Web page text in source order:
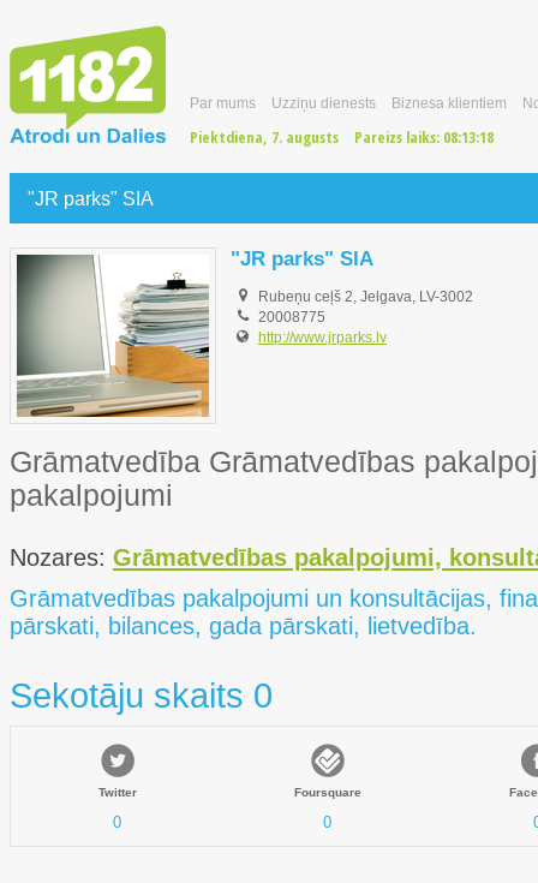
Par mums Uzziņu dienests Biznesa klientiem
Piektdiena, 7. augusts Pareizs laiks: 08:13:19
"JR parks" SIA
"JR parks" SIA
Rubeņu ceļš 2, Jelgava, LV-3002
20008775
http://www.jrparks.lv
Grāmatvedība Grāmatvedības
pakalpojumi
Nozares: Grāmatvedības pakalpojumi,
Grāmatvedības pakalpojumi un konsultācijas,
pārskati, bilances, gada pārskati, lietvedība.
Sekotāju skaits 0
Twitter
0
Foursquare
0